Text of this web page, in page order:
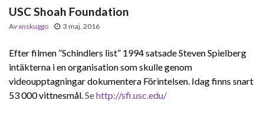
USC Shoah Foundation
Avxnskuggo 3 maj, 2016
Efter filmen ”Schindlers list” 1994 satsade Steven Spielberg
intäkterna i en organisation som skulle genom
videoupptagningar dokumentera Förintelsen. Idag finns snart
53 000 vittnesmål.Sehttp://sfi.usc.edu/